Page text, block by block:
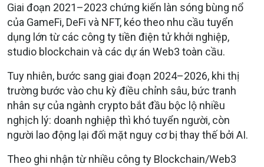
Giai đoạn 2021–2023 chứng kiến làn sóng bùng nổ
của GameFi, DeFi và NFT, kéo theo nhu cầu tuyển
dụng lớn từ các công ty tiền điện tử khởi nghiệp,
studio blockchain và các dự án Web3 toàn cầu.
Tuy nhiên, bước sang giai đoạn 2024–2026, khi thị
trường bước vào chu kỳ điều chỉnh sâu, bức tranh
nhân sự của ngành crypto bắt đầu bộc lộ nhiều
nghịch lý: doanh nghiệp thì khó tuyển người, còn
người lao động lại đối mặt nguy cơ bị thay thế bởi AI.
Theo ghi nhận từ nhiều công ty Blockchain/Web3